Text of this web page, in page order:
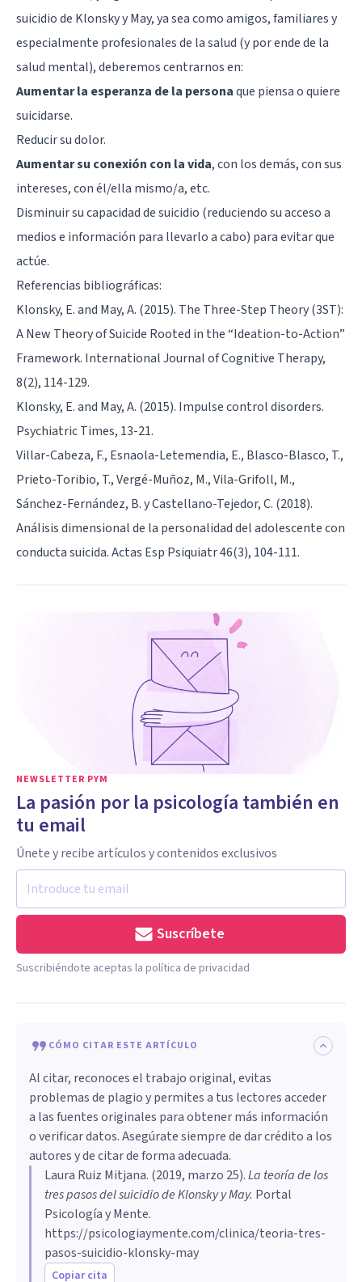
suicidio de Klonsky y May, ya sea como amigos, familiares y
especialmente profesionales de la salud (y por ende de la
salud mental), deberemos centrarnos en:
Aumentar la esperanza de la personaque piensa o quiere
suicidarse.
Reducir su dolor.
Aumentar su conexión con la vida, con los demás, con sus
intereses, con él/ella mismo/a, etc.
Disminuir su capacidad de suicidio (reduciendo su acceso a
medios e información para llevarlo a cabo) para evitar que
actúe.
Referencias bibliográficas:
Klonsky, E. and May, A. (2015). The Three-Step Theory (3ST):
A New Theory of Suicide Rooted in the “Ideation-to-Action”
Framework. International Journal of Cognitive Therapy,
8(2), 114-129.
Klonsky, E. and May, A. (2015). Impulse control disorders.
Psychiatric Times, 13-21.
Villar-Cabeza, F., Esnaola-Letemendia, E., Blasco-Blasco, T.,
Prieto-Toribio, T., Vergé-Muñoz, M., Vila-Grifoll, M.,
Sánchez-Fernández, B. y Castellano-Tejedor, C. (2018).
Análisis dimensional de la personalidad del adolescente con
conducta suicida. Actas Esp Psiquiatr 46(3), 104-111.
NEWSLETTER PYM
La pasión por la psicología también en
tu email
Únete y recibe artículos y contenidos exclusivos
Suscríbete
Suscribiéndote aceptas la política de privacidad
CÓMO CITAR ESTE ARTÍCULO
Al citar, reconoces el trabajo original, evitas
problemas de plagio y permites a tus lectores acceder
a las fuentes originales para obtener más información
o verificar datos. Asegúrate siempre de dar crédito a los
autores y de citar de forma adecuada.
Laura Ruiz Mitjana. (2019, marzo 25).La teoría de los
tres pasos del suicidio de Klonsky y May. Portal
Psicología y Mente.
https://psicologiaymente.com/clinica/teoria-tres-
pasos-suicidio-klonsky-may
Copiar cita